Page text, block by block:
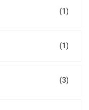
(1)
(1)
(3)